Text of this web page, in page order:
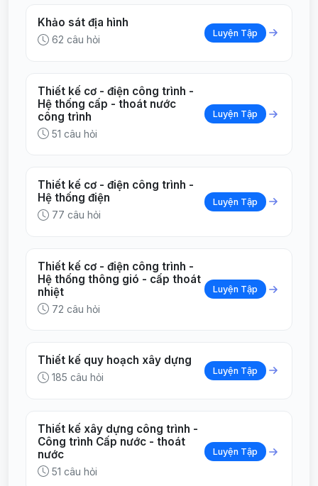
Khảo sát địa hình
62 câu hỏi
Luyện Tập
Thiết kế cơ - điện công trình -
Hệ thống cấp - thoát nước
công trình
51 câu hỏi
Luyện Tập
Thiết kế cơ - điện công trình -
Hệ thống điện
77 câu hỏi
Luyện Tập
Thiết kế cơ - điện công trình -
Hệ thống thông gió - cấp thoát
nhiệt
72 câu hỏi
Luyện Tập
Thiết kế quy hoạch xây dựng
185 câu hỏi
Luyện Tập
Thiết kế xây dựng công trình -
Công trình Cấp nước - thoát
nước
51 câu hỏi
Luyện Tập